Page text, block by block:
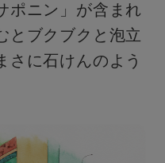
ポニン」が含まれ
とブクブクと泡立
さに石けんのよう